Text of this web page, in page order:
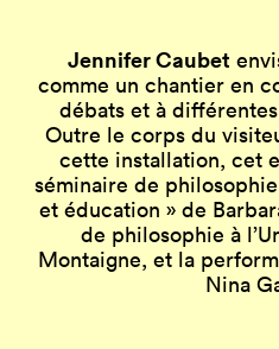
Jennifer Caubet
comme un chantier en
débats et à
Outre le corps du
cette installation, cet
séminaire de
et éducation » de
de philosophie à
Montaigne, et la
Nina